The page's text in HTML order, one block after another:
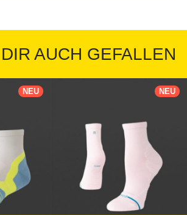
AUCH GEFALLEN
NEU NEU